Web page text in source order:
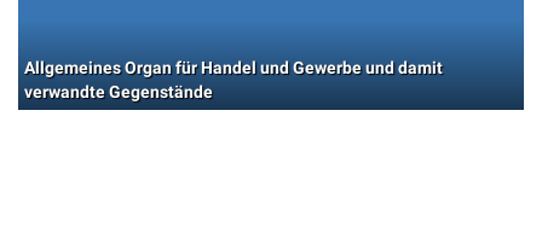
Allgemeines Organ für Handel und Gewerbe und damit
verwandte Gegenstände